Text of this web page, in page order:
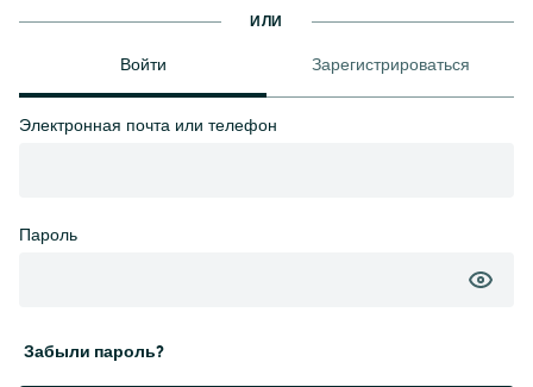
ИЛИ
Войти Зарегистрироваться
Электронная почта или телефон
Пароль
Забыли пароль?